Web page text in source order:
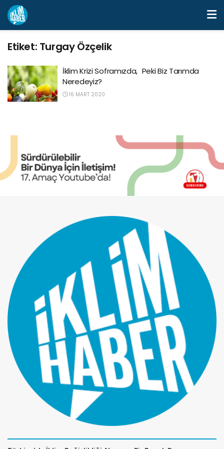
Etiket: Turgay Özçelik
İklim Krizi Soframızda, Peki Biz Tarımda
Neredeyiz?
16 MART 2020